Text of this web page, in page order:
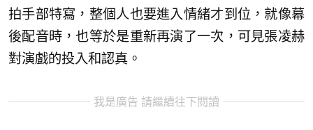
拍手部特寫，整個人也要進入情緒才到位，就像幕
後配音時，也等於是重新再演了一次，可見張凌赫
對演戲的投入和認真。
我是廣告 請繼續往下閱讀